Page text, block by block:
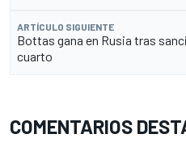
ARTÍCULO SIGUIENTE
Bottas gana en Rusia tras
cuarto
COMENTARIOS